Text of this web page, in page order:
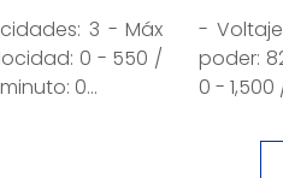
3 - Máx
0 - 550 /
0...
-
poder:
0 - 1,500